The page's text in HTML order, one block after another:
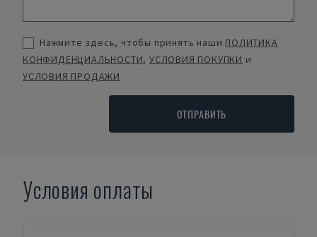
Нажмите здесь, чтобы принять наши ПОЛИТИКА
КОНФИДЕНЦИАЛЬНОСТИ,УСЛОВИЯ ПОКУПКИ и
УСЛОВИЯ ПРОДАЖИ
ОТПРАВИТЬ
Условия оплаты